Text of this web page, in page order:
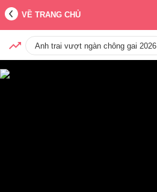
VỀ TRANG CHỦ
Anh trai vượt ngàn chông gai 2026